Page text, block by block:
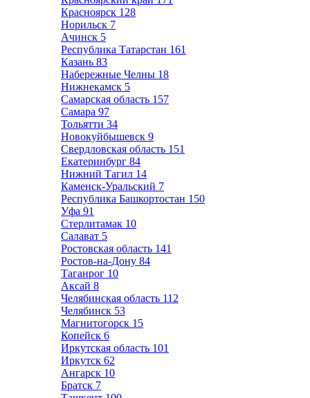
Красноярск 128
Норильск 7
Ачинск 5
Республика Татарстан 161
Казань 83
Набережные Челны 18
Нижнекамск 5
Самарская область 157
Самара 97
Тольятти 34
Новокуйбышевск 9
Свердловская область 151
Екатеринбург 84
Нижний Тагил 14
Каменск-Уральский 7
Республика Башкортостан 150
Уфа 91
Стерлитамак 10
Салават 5
Ростовская область 141
Ростов-на-Дону 84
Таганрог 10
Аксай 8
Челябинская область 112
Челябинск 53
Магнитогорск 15
Копейск 6
Иркутская область 101
Иркутск 62
Ангарск 10
Братск 7